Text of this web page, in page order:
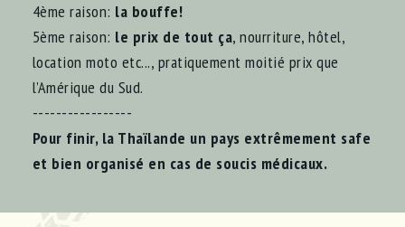
4ème raison: la bouffe!
5ème raison: le prix de tout ça, nourriture, hôtel,
location moto etc..., pratiquement moitié prix que
l’Amérique du Sud.
-----------------
Pour finir, la Thaïlande un pays extrêmement safe
et bien organisé en cas de soucis médicaux.